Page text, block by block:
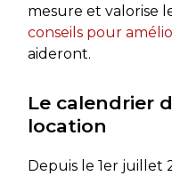
mesure et valorise
conseils pour
aideront.
Le calendrier
location
Depuis le 1er juillet